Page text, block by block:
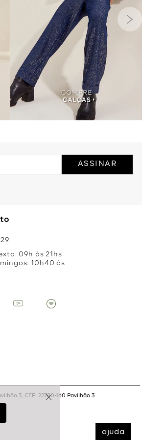
ajuda
ASSINAR
09h às 21hs
10h40 às
3, CEP: 22780-160 Pavilhão 3